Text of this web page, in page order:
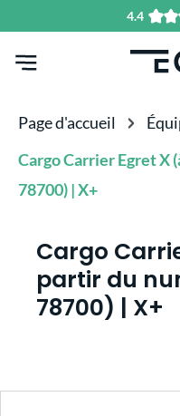
4.4
Page d'accueil
Cargo Carrier Egret X
78700) | X+
Cargo
partir du
78700) | X+